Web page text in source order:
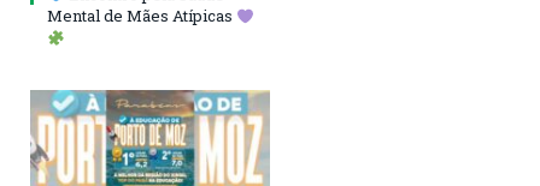
Mental de Mães Atípicas